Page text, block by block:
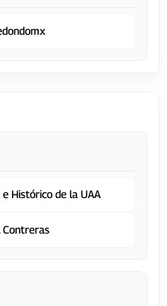
Histórico de la UAA
Contreras